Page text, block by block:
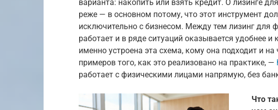
варианта: накопить или взять кредит. О лизинге
реже — в основном потому, что этот инструмент
исключительно с бизнесом. Между тем лизинг для
работает и в ряде ситуаций оказывается удобнее
именно устроена эта схема, кому она подходит и
примеров того, как это реализовано на практике, —
работает с физическими лицами напрямую, без
Что